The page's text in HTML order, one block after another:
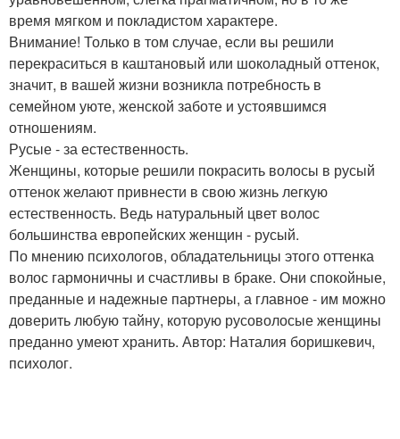
время мягком и покладистом характере.
Внимание! Только в том случае, если вы решили
перекраситься в каштановый или шоколадный оттенок,
значит, в вашей жизни возникла потребность в
семейном уюте, женской заботе и устоявшимся
отношениям.
Русые - за естественность.
Женщины, которые решили покрасить волосы в русый
оттенок желают привнести в свою жизнь легкую
естественность. Ведь натуральный цвет волос
большинства европейских женщин - русый.
По мнению психологов, обладательницы этого оттенка
волос гармоничны и счастливы в браке. Они спокойные,
преданные и надежные партнеры, а главное - им можно
доверить любую тайну, которую русоволосые женщины
преданно умеют хранить. Автор: Наталия боришкевич,
психолог.